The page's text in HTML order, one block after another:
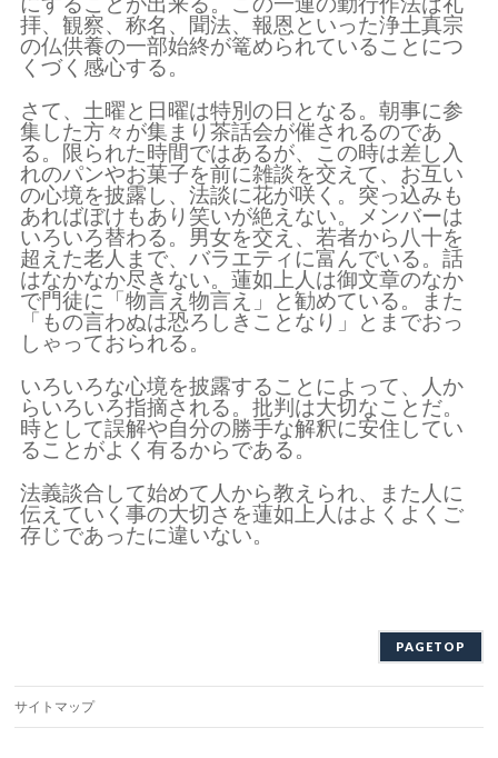
拝、観察、称名、聞法、報恩といった浄土真宗
の仏供養の一部始終が篭められていることにつ
くづく感心する。
さて、土曜と日曜は特別の日となる。朝事に参
集した方々が集まり茶話会が催されるのであ
る。限られた時間ではあるが、この時は差し入
れのパンやお菓子を前に雑談を交えて、お互い
の心境を披露し、法談に花が咲く。突っ込みも
あればぼけもあり笑いが絶えない。メンバーは
いろいろ替わる。男女を交え、若者から八十を
超えた老人まで、バラエティに富んでいる。話
はなかなか尽きない。蓮如上人は御文章のなか
で門徒に「物言え物言え」と勧めている。また
「もの言わぬは恐ろしきことなり」とまでおっ
しゃっておられる。
いろいろな心境を披露することによって、人か
らいろいろ指摘される。批判は大切なことだ。
時として誤解や自分の勝手な解釈に安住してい
ることがよく有るからである。
法義談合して始めて人から教えられ、また人に
伝えていく事の大切さを蓮如上人はよくよくご
存じであったに違いない。
PAGETOP
サイトマップ